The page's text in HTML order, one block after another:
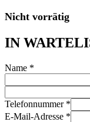
Nicht vorrätig
IN
Name *
Telefonnummer *
E-Mail-Adresse *